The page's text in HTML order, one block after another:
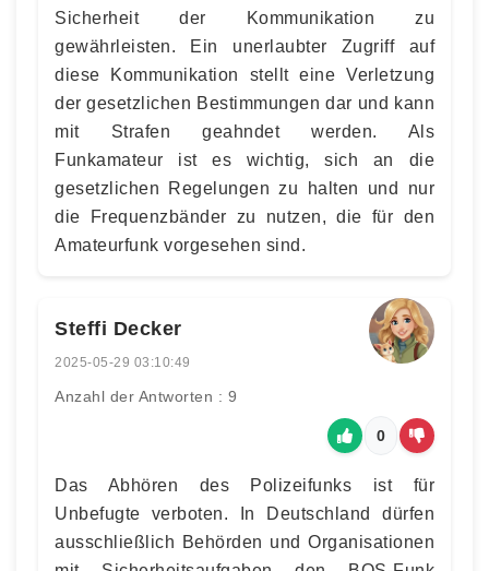
Sicherheit der Kommunikation zu
gewährleisten. Ein unerlaubter Zugriff auf
diese Kommunikation stellt eine Verletzung
der gesetzlichen Bestimmungen dar und kann
mit Strafen geahndet werden. Als
Funkamateur ist es wichtig, sich an die
gesetzlichen Regelungen zu halten und nur
die Frequenzbänder zu nutzen, die für den
Amateurfunk vorgesehen sind.
Steffi Decker
2025-05-29 03:10:49
Anzahl der Antworten : 9
0
Das Abhören des Polizeifunks ist für
Unbefugte verboten. In Deutschland dürfen
ausschließlich Behörden und Organisationen